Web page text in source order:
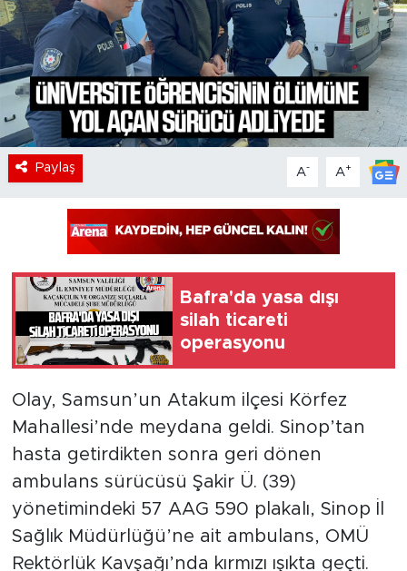
Paylaş A- A+
Bafra'da yasa dışı
silah ticareti
operasyonu
Olay, Samsun’un Atakum ilçesi Körfez
Mahallesi’nde meydana geldi. Sinop’tan
hasta getirdikten sonra geri dönen
ambulans sürücüsü Şakir Ü. (39)
yönetimindeki 57 AAG 590 plakalı, Sinop İl
Sağlık Müdürlüğü’ne ait ambulans, OMÜ
Rektörlük Kavşağı’nda kırmızı ışıkta geçti.